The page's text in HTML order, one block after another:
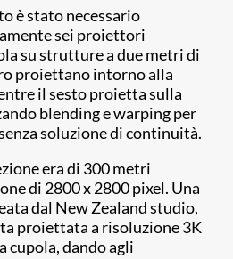
è stato necessario
sei proiettori
su strutture a due metri di
proiettano intorno alla
il sesto proietta sulla
blending e warping per
soluzione di continuità.
era di 300 metri
di 2800 x 2800 pixel. Una
dal New Zealand studio,
proiettata a risoluzione 3K
cupola, dando agli